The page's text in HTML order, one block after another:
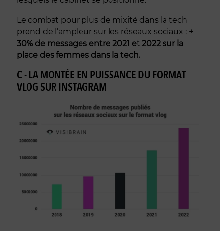
Le combat pour plus de mixité dans la tech
prend de l’ampleur sur les réseaux sociaux : +
30% de messages entre 2021 et 2022 sur la
place des femmes dans la tech.
C - LA MONTÉE EN PUISSANCE DU FORMAT
VLOG SUR INSTAGRAM